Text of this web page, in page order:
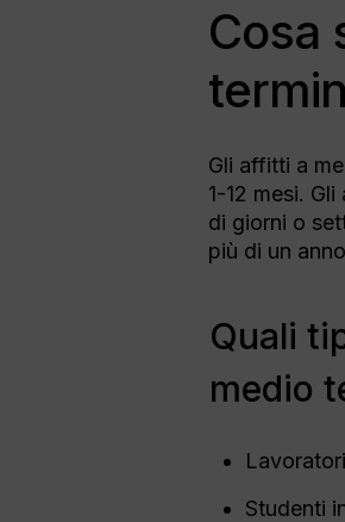
Cosa
Gli affitti a
1-12 mesi.
di giorni o
più di un
Quali
medio
Studenti